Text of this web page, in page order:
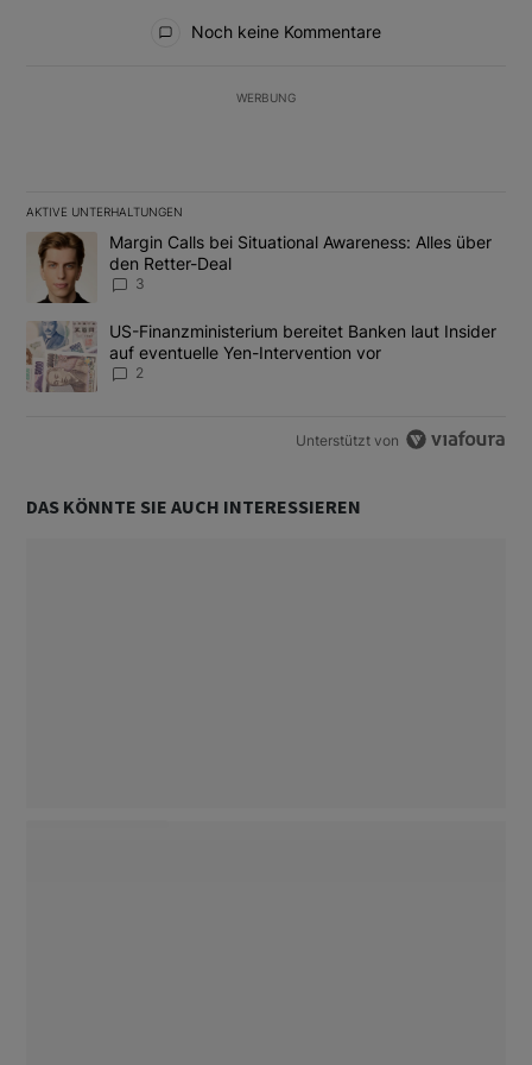
Noch keine Kommentare
WERBUNG
AKTIVE UNTERHALTUNGEN
Das Folgende ist eine Liste der am meisten kommentierten
Ein Trendartikel mit dem Titel "Margin Calls bei Situational
Margin Calls bei Situational Awareness: Alles über
den Retter-Deal
3
Ein Trendartikel mit dem Titel "US-Finanzministerium bereitet
US-Finanzministerium bereitet Banken laut Insider
auf eventuelle Yen-Intervention vor
2
Unterstützt von
DAS KÖNNTE SIE AUCH INTERESSIEREN